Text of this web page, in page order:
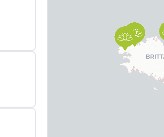
Simulez vos économies